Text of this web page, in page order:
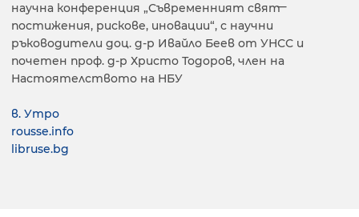
научна конференция „Съвременният свят ̶
постижения, рискове, иновации“, с научни
ръководители доц. д-р Ивайло Беев от УНСС и
почетен проф. д-р Христо Тодоров, член на
Настоятелството на НБУ
в. Утро
rousse.info
libruse.bg